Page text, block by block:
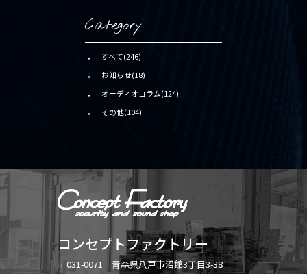
Category
すべて(246)
お知らせ(18)
オーディオコラム(124)
その他(104)
コンセプトファクトリー
〒031-0071 青森県八戸市沼館3丁目3-38